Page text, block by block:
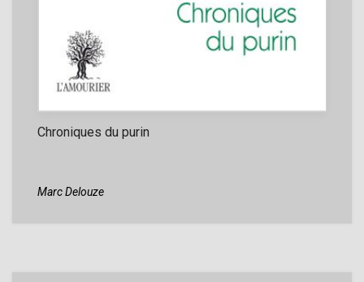
Chroniques du purin
Marc Delouze